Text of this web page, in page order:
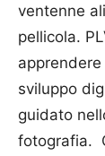
ventenne
pellicola.
sviluppo
guidato
fotografia.